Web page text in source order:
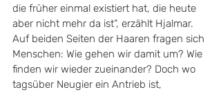
die früher einmal existiert hat, die heute
aber nicht mehr da ist“, erzählt Hjalmar.
Auf beiden Seiten der Haaren fragen sich
Menschen: Wie gehen wir damit um? Wie
finden wir wieder zueinander? Doch wo
tagsüber Neugier ein Antrieb ist,